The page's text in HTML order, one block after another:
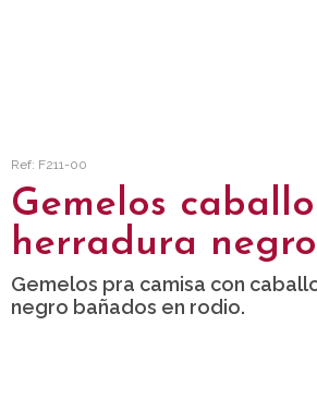
Ref: F211-00
Gemelos
herradura negro
Gemelos pra camisa con
negro bañados en rodio.